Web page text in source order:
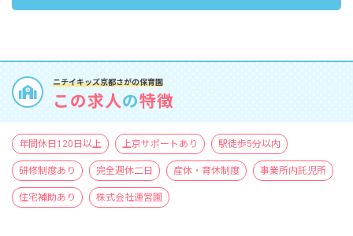
ニチイキッズ京都さがの保育園
この求人の特徴
年間休日120日以上 上京サポートあり 駅徒歩5分以内
研修制度あり 完全週休二日 産休・育休制度 事業所内託児所
住宅補助あり 株式会社運営園